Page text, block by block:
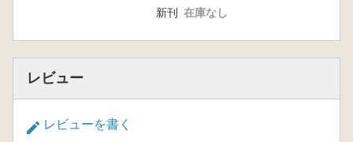
新刊 在庫なし
レビュー
レビューを書く